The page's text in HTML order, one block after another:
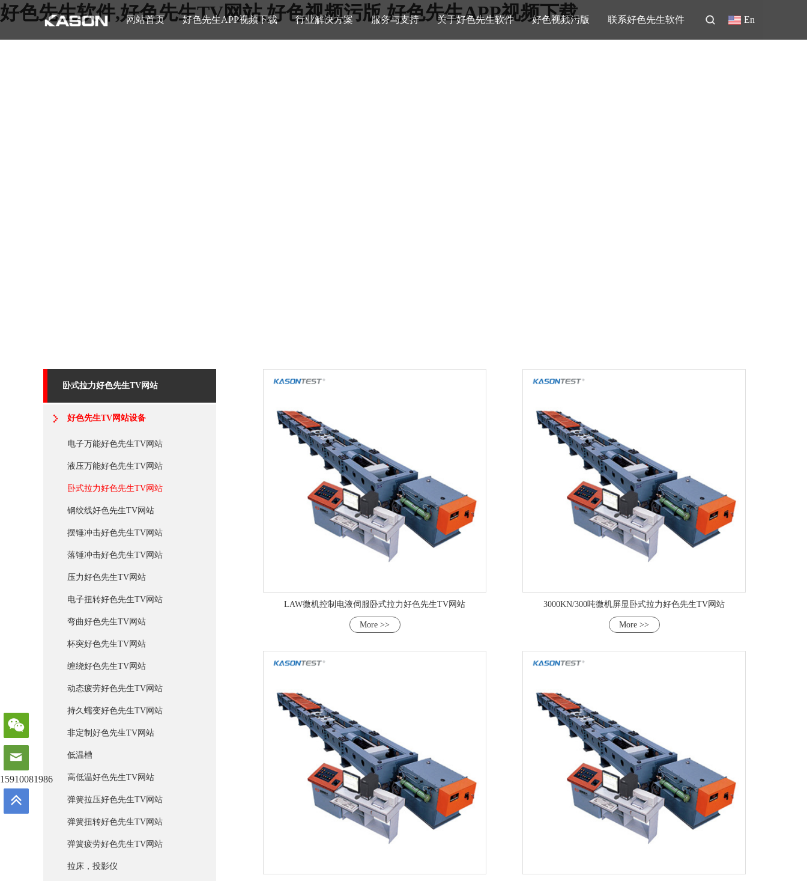
好色先生软件,好色先生TV网站,好色视频污版,好色先生APP视频下载
网站首页 好色先生APP视频下载 行业解决方案 服务与支持 关于好色先生软件 好色视频污版 联系好色先生软件 En
卧式拉力好色先生TV网站
好色先生TV网站设备
电子万能好色先生TV网站
液压万能好色先生TV网站
卧式拉力好色先生TV网站
钢绞线好色先生TV网站
摆锤冲击好色先生TV网站
落锤冲击好色先生TV网站
压力好色先生TV网站
电子扭转好色先生TV网站
弯曲好色先生TV网站
杯突好色先生TV网站
缠绕好色先生TV网站
动态疲劳好色先生TV网站
持久蠕变好色先生TV网站
非定制好色先生TV网站
低温槽
高低温好色先生TV网站
弹簧拉压好色先生TV网站
弹簧扭转好色先生TV网站
弹簧疲劳好色先生TV网站
拉床，投影仪
LAW微机控制电液伺服卧式拉力好色先生TV网站
More >>
3000KN/300吨微机屏显卧式拉力好色先生TV网站
More >>
15910081986